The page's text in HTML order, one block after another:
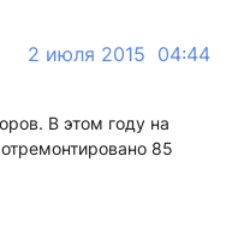
2 июля 2015 04:44
В этом году на
85